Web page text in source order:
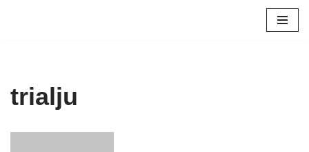
trialju